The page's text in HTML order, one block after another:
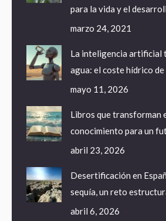
para la vida y el
marzo 24, 2021
La inteligencia artificial
agua: el coste hídrico de
mayo 11, 2026
Libros que transforman
conocimiento para un
abril 23, 2026
Desertificación en
sequía, un reto
abril 6, 2026